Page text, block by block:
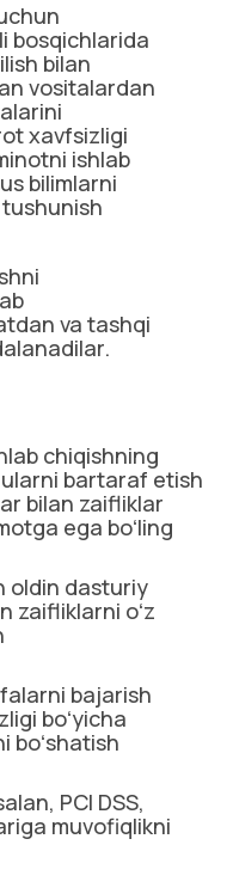
bosqichlarida
bilan
vositalardan
xavfsizligi
ishlab
bilimlarni
va tashqi
chiqishning
bartaraf etish
bilan zaifliklar
ega boʻling
oldin dasturiy
zaifliklarni oʻz
bajarish
boʻyicha
boʻshatish
PCI DSS,
muvofiqlikni